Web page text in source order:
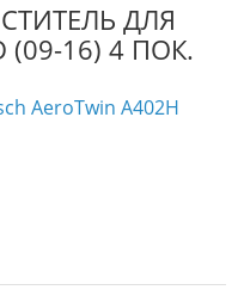
ДЛЯ
(09-16) 4 ПОК.
AeroTwin A402H